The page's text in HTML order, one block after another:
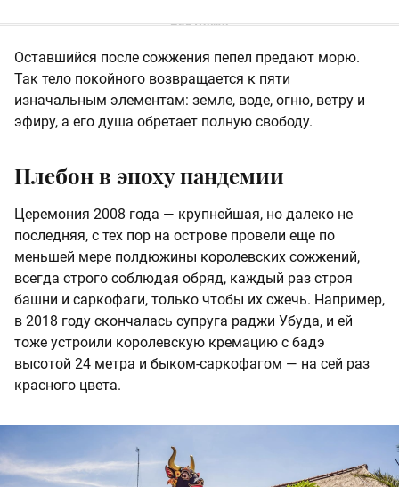
Оставшийся после сожжения пепел предают морю.
Так тело покойного возвращается к пяти
изначальным элементам: земле, воде, огню, ветру и
эфиру, а его душа обретает полную свободу.
Плебон в эпоху пандемии
Церемония 2008 года — крупнейшая, но далеко не
последняя, с тех пор на острове провели еще по
меньшей мере полдюжины королевских сожжений,
всегда строго соблюдая обряд, каждый раз строя
башни и саркофаги, только чтобы их сжечь. Например,
в 2018 году скончалась супруга раджи Убуда, и ей
тоже устроили королевскую кремацию с бадэ
высотой 24 метра и быком-саркофагом — на сей раз
красного цвета.